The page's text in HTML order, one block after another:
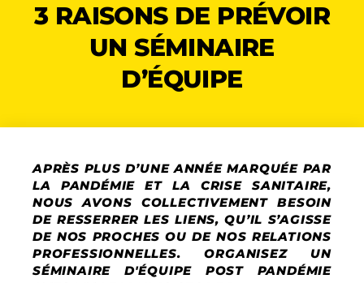
3 RAISONS DE PRÉVOIR
UN SÉMINAIRE
D’ÉQUIPE
APRÈS PLUS D’UNE ANNÉE MARQUÉE PAR
LA PANDÉMIE ET LA CRISE SANITAIRE,
NOUS AVONS COLLECTIVEMENT BESOIN
DE RESSERRER LES LIENS, QU’IL S’AGISSE
DE NOS PROCHES OU DE NOS RELATIONS
PROFESSIONNELLES. ORGANISEZ UN
SÉMINAIRE D'ÉQUIPE POST PANDÉMIE